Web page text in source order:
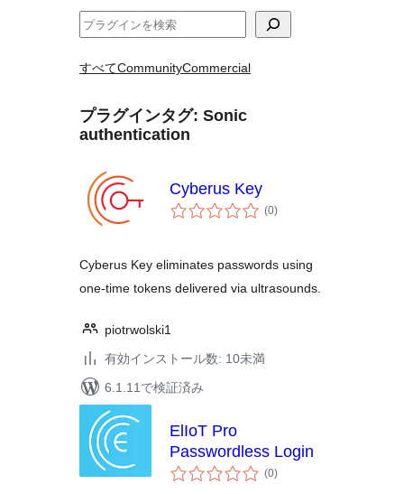
検
すべてCommunityCommercial
プラグインタグ: Sonic
authentication
Cyberus Key
(0個
の)
Cyberus Key eliminates passwords using
one-time tokens delivered via ultrasounds.
piotrwolski1
有効インストール数: 10未満
6.1.11で検証済み
ElIoT Pro
Passwordless Login
(0個
の)